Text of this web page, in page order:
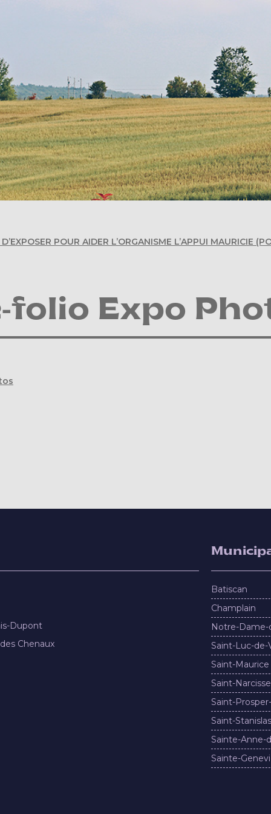
POUR AIDER L’ORGANISME L’APPUI MAURICIE
folio Expo
Dupont
Chenaux
Batiscan
Champlain
Notre-
Saint-Luc-de-
Saint-Maurice
Saint-Narcisse
Saint-
Saint-Stanislas
Sainte-Anne-
Sainte-